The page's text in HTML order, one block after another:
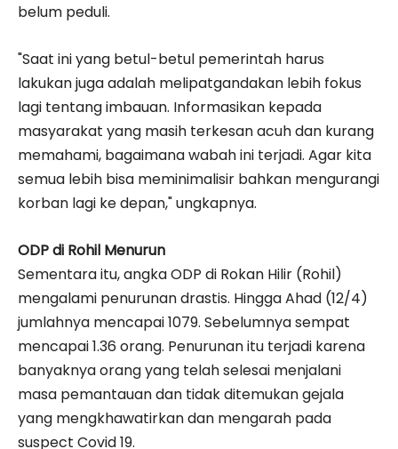
belum peduli.
"Saat ini yang betul-betul pemerintah harus
lakukan juga adalah melipatgandakan lebih fokus
lagi tentang imbauan. Informasikan kepada
masyarakat yang masih terkesan acuh dan kurang
memahami, bagaimana wabah ini terjadi. Agar kita
semua lebih bisa meminimalisir bahkan mengurangi
korban lagi ke depan," ungkapnya.
ODP di Rohil Menurun
Sementara itu, angka ODP di Rokan Hilir (Rohil)
mengalami penurunan drastis. Hingga Ahad (12/4)
jumlahnya mencapai 1079. Sebelumnya sempat
mencapai 1.36 orang. Penurunan itu terjadi karena
banyaknya orang yang telah selesai menjalani
masa pemantauan dan tidak ditemukan gejala
yang mengkhawatirkan dan mengarah pada
suspect Covid 19.